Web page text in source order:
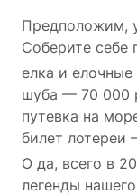
Предположим,
Соберите себе
елка и
шуба — 70 000
путевка на
билет лотереи
О да, всего в
легенды